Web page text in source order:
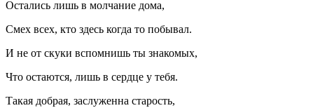
Остались лишь в молчание дома,
Смех всех, кто здесь когда то побывал.
И не от скуки вспомнишь ты знакомых,
Что остаются, лишь в сердце у тебя.
Такая добрая, заслуженна старость,